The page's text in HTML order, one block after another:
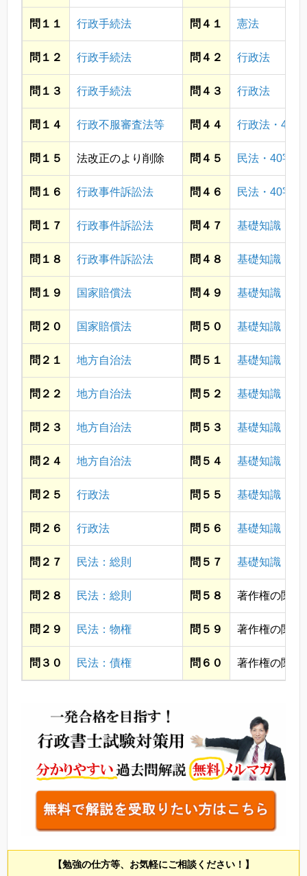
問１１ 行政手続法 問４１ 憲法
問１２ 行政手続法 問４２ 行政法
問１３ 行政手続法 問４３ 行政法
問１４ 行政不服審査法等 問４４ 行政法・40字
問１５ 法改正のより削除 問４５ 民法・40字
問１６ 行政事件訴訟法 問４６ 民法・40字
問１７ 行政事件訴訟法 問４７ 基礎知識・政
問１８ 行政事件訴訟法 問４８ 基礎知識・政
問１９ 国家賠償法 問４９ 基礎知識・経
問２０ 国家賠償法 問５０ 基礎知識・社
問２１ 地方自治法 問５１ 基礎知識・社
問２２ 地方自治法 問５２ 基礎知識・政
問２３ 地方自治法 問５３ 基礎知識・社
問２４ 地方自治法 問５４ 基礎知識・個
問２５ 行政法 問５５ 基礎知識・個
問２６ 行政法 問５６ 基礎知識・個
問２７ 民法：総則 問５７ 基礎知識・情
問２８ 民法：総則 問５８ 著作権の関係
問２９ 民法：物権 問５９ 著作権の関係
問３０ 民法：債権 問６０ 著作権の関係
【勉強の仕方等、お気軽にご相談ください！】